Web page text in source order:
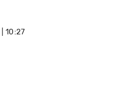
10:27